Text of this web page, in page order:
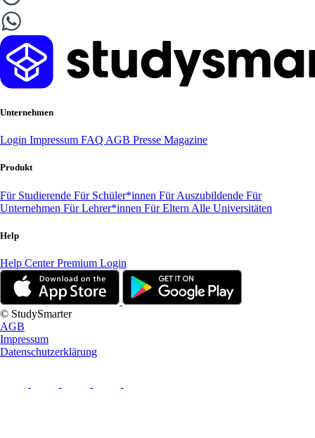
Unternehmen
Login Impressum FAQ AGB Presse Magazine
Produkt
Für Studierende Für Schüler*innen Für Auszubildende Für
Unternehmen Für Lehrer*innen Für Eltern Alle Universitäten
Help
Help CenterPremium Login
© StudySmarter
AGB
Impressum
Datenschutzerklärung